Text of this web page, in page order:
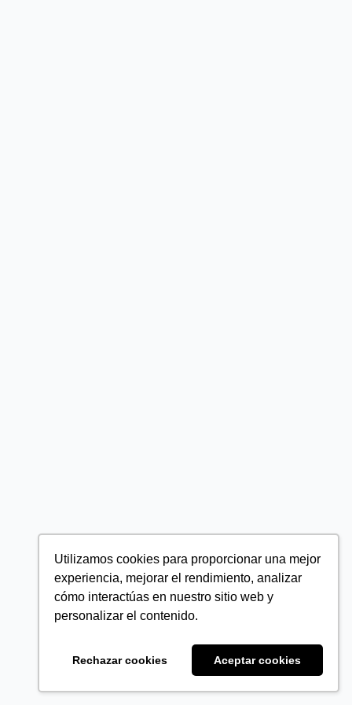
Utilizamos cookies para proporcionar una mejor
experiencia, mejorar el rendimiento, analizar
cómo interactúas en nuestro sitio web y
personalizar el contenido.
Rechazar cookies Aceptar cookies